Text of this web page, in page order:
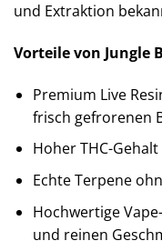
und Extraktion
Vorteile von Jungle
Premium Live
frisch gefrorenen
Hoher THC-
Echte Terpene
Hochwertige
und reinen